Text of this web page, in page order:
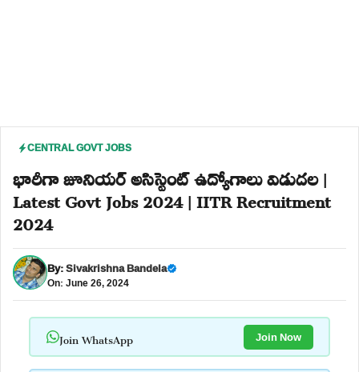
CENTRAL GOVT JOBS
భారీగా జూనియర్ అసిస్టెంట్ ఉద్యోగాలు విడుదల |
Latest Govt Jobs 2024 | IITR Recruitment
2024
By:Sivakrishna Bandela
On: June 26, 2024
Join WhatsApp Join Now